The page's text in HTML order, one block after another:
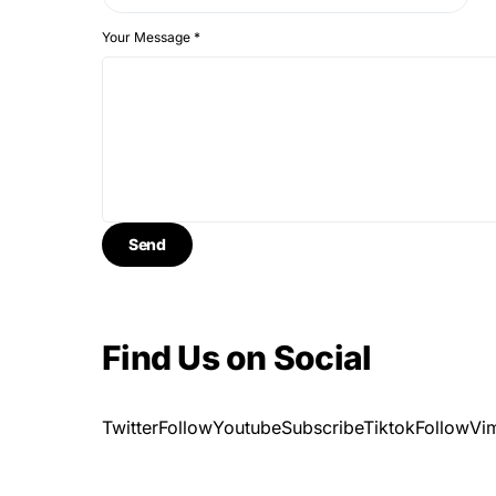
Your Message *
Find Us on Social
TwitterFollowYoutubeSubscribeTiktokFollow